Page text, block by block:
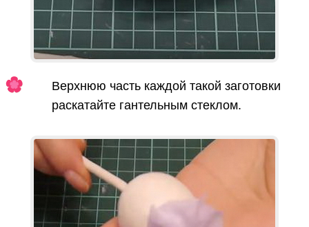
Верхнюю часть каждой такой заготовки
раскатайте гантельным стеклом.